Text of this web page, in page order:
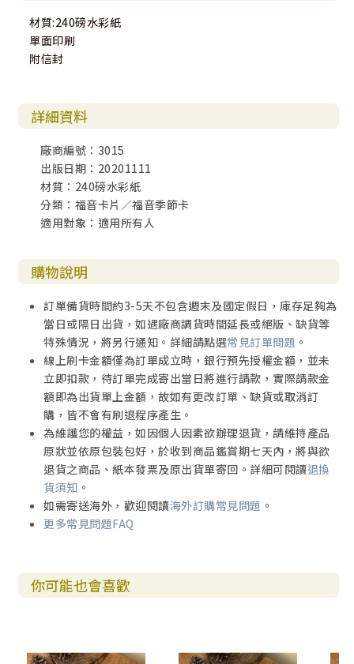
材質:240磅水彩紙
單面印刷
附信封
詳細資料
廠商編號：3015
出版日期：20201111
材質：240磅水彩紙
分類：福音卡片／福音季節卡
適用對象：適用所有人
購物說明
訂單備貨時間約3-5天不包含週末及國定假日，庫存足夠為
當日或隔日出貨，如遇廠商調貨時間延長或絕版、缺貨等
特殊情況，將另行通知。詳細請點選常見訂單問題 。
線上刷卡金額僅為訂單成立時，銀行預先授權金額，並未
立即扣款，待訂單完成寄出當日將進行請款，實際請款金
額即為出貨單上金額，故如有更改訂單、缺貨或取消訂
購，皆不會有刷退程序產生。
為維護您的權益，如因個人因素欲辦理退貨，請維持產品
原狀並依原包裝包好，於收到商品鑑賞期七天內，將與欲
退貨之商品、紙本發票及原出貨單寄回。詳細可閱讀退換
貨須知 。
如需寄送海外，歡迎閱讀海外訂購常見問題 。
更多常見問題FAQ
你可能也會喜歡